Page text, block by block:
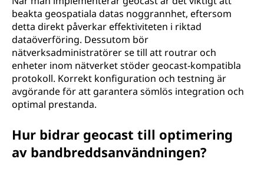
beakta geospatiala datas noggrannhet, eftersom
detta direkt påverkar effektiviteten i riktad
dataöverföring. Dessutom bör
nätverksadministratörer se till att routrar och
enheter inom nätverket stöder geocast-kompatibla
protokoll. Korrekt konfiguration och testning är
avgörande för att garantera sömlös integration och
optimal prestanda.
Hur bidrar geocast till optimering
av bandbreddsanvändningen?